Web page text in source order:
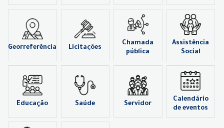
Georreferência Licitações
Chamada
pública
Assistência
Social
Educação Saúde Servidor
Calendário
de eventos